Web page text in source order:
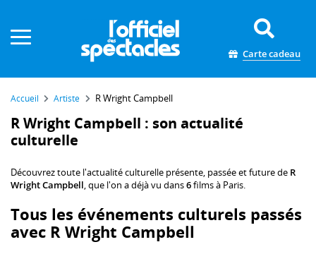
Carte cadeau
Accueil Artiste R Wright Campbell
R Wright Campbell : son actualité
culturelle
Découvrez toute l'actualité culturelle présente, passée et future de R
Wright Campbell, que l'on a déjà vu dans6films à Paris.
Tous les événements culturels passés
avec R Wright Campbell